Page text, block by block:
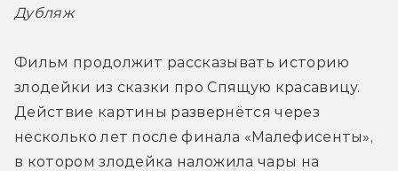
Дубляж
Фильм продолжит рассказывать историю
злодейки из сказки про Спящую красавицу.
Действие картины развернётся через
несколько лет после финала «Малефисенты»,
в котором злодейка наложила чары на